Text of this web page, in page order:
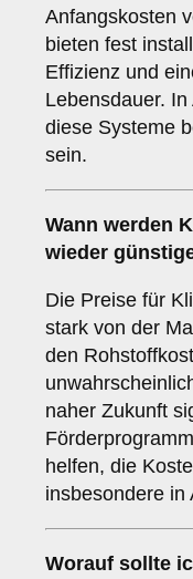
Anfangskosten
bieten fest
Effizienz und
Lebensdauer.
diese Systeme
sein.
Wann werden
wieder
Die Preise für
stark von der
den
naher Zukunft
helfen, die
insbesondere in
Worauf sollte